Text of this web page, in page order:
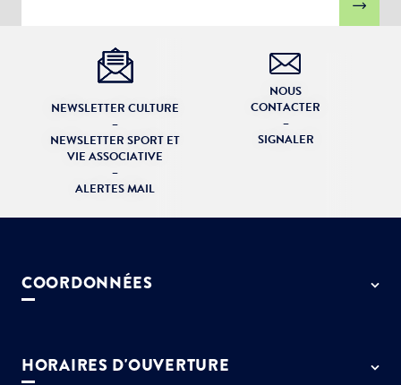
NEWSLETTER CULTURE
–
NEWSLETTER SPORT ET
VIE ASSOCIATIVE
–
ALERTES MAIL
NOUS
CONTACTER
–
SIGNALER
COORDONNÉES
01 64 13 55 55
HORAIRES D'OUVERTURE